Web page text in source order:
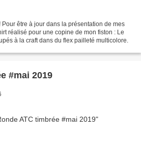
être à jour dans la présentation de mes
réalisé pour une copine de mon fiston : Le
à la craft dans du flex pailleté multicolore.
#mai 2019